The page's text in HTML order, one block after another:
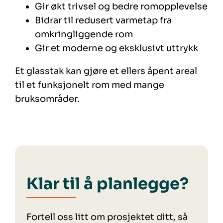
Gir økt trivsel og bedre romopplevelse
Bidrar til redusert varmetap fra
omkringliggende rom
Gir et moderne og eksklusivt uttrykk
Et glasstak kan gjøre et ellers åpent areal
til et funksjonelt rom med mange
bruksområder.
Klar til å planlegge?
Fortell oss litt om prosjektet ditt, så